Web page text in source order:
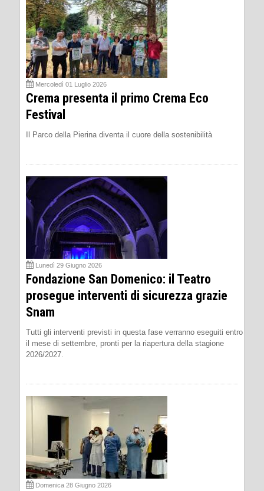
Mercoledì 01 Luglio 2026
Crema presenta il primo Crema Eco
Festival
Il Parco della Pierina diventa il cuore della sostenibilità
Lunedì 29 Giugno 2026
Fondazione San Domenico: il Teatro
prosegue interventi di sicurezza grazie
Snam
Tutti gli interventi previsti in questa fase verranno eseguiti entro
il mese di settembre, pronti per la riapertura della stagione
2026/2027.
Domenica 28 Giugno 2026